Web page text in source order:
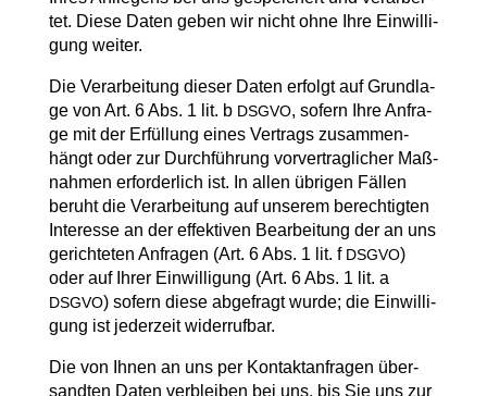
tet. Die­se Daten geben wir nicht ohne Ihre Ein­wil­li­
gung weiter.
Die Ver­ar­bei­tung die­ser Daten erfolgt auf Grund­la­
ge von Art. 6 Abs. 1 lit. b DSGVO, sofern Ihre Anfra­
ge mit der Erfül­lung eines Ver­trags zusam­men­
hängt oder zur Durch­füh­rung vor­ver­trag­li­cher Maß­
nah­men erfor­der­lich ist. In allen übri­gen Fäl­len
beruht die Ver­ar­bei­tung auf unse­rem berech­tig­ten
Inter­es­se an der effek­ti­ven Bear­bei­tung der an uns
gerich­te­ten Anfra­gen (Art. 6 Abs. 1 lit. f DSGVO)
oder auf Ihrer Ein­wil­li­gung (Art. 6 Abs. 1 lit. a
DSGVO) sofern die­se abge­fragt wur­de; die Ein­wil­li­
gung ist jeder­zeit widerrufbar.
Die von Ihnen an uns per Kon­takt­an­fra­gen über­
sand­ten Daten ver­blei­ben bei uns, bis Sie uns zur